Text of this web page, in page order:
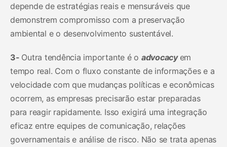
depende de estratégias reais e mensuráveis que
demonstrem compromisso com a preservação
ambiental e o desenvolvimento sustentável.
3- Outra tendência importante é o advocacy em
tempo real. Com o fluxo constante de informações e a
velocidade com que mudanças políticas e econômicas
ocorrem, as empresas precisarão estar preparadas
para reagir rapidamente. Isso exigirá uma integração
eficaz entre equipes de comunicação, relações
governamentais e análise de risco. Não se trata apenas